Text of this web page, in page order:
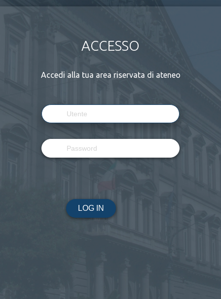
ACCESSO
Accedi alla tua area riservata di ateneo